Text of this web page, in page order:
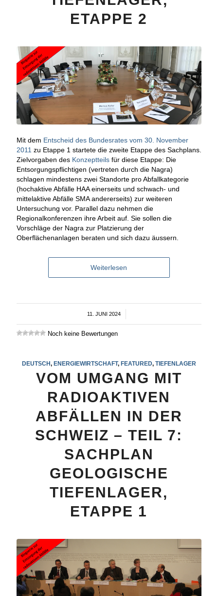
ETAPPE 2
Mit dem Entscheid des Bundesrates vom 30. November
2011 zu Etappe 1 startete die zweite Etappe des Sachplans.
Zielvorgaben des Konzeptteilsfür diese Etappe: Die
Entsorgungspflichtigen (vertreten durch die Nagra)
schlagen mindestens zwei Standorte pro Abfallkategorie
(hochaktive Abfälle HAA einerseits und schwach- und
mittelaktive Abfälle SMA andererseits) zur weiteren
Untersuchung vor. Parallel dazu nehmen die
Regionalkonferenzen ihre Arbeit auf. Sie sollen die
Vorschläge der Nagra zur Platzierung der
Oberflächenanlagen beraten und sich dazu äussern.
Weiterlesen
11. JUNI 2024
/
Noch keine Bewertungen
DEUTSCH, ENERGIEWIRTSCHAFT, FEATURED, TIEFENLAGER
VOM UMGANG MIT
RADIOAKTIVEN
ABFÄLLEN IN DER
SCHWEIZ – TEIL 7:
SACHPLAN
GEOLOGISCHE
TIEFENLAGER,
ETAPPE 1